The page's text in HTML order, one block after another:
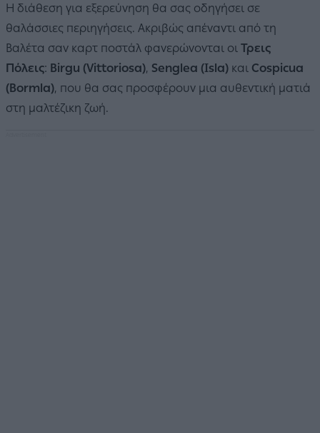
Η διάθεση για εξερεύνηση θα σας οδηγήσει σε
θαλάσσιες περιηγήσεις. Ακριβώς απέναντι από τη
Βαλέτα σαν καρτ ποστάλ φανερώνονται οι Τρεις
Πόλεις: Birgu (Vittoriosa), Senglea (Isla) και Cospicua
(Bormla), που θα σας προσφέρουν μια αυθεντική ματιά
στη μαλτέζικη ζωή.